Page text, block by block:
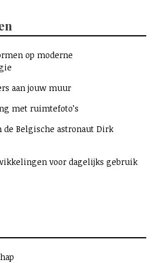
op moderne
aan jouw muur
met ruimtefoto’s
Belgische astronaut Dirk
voor dagelijks gebruik